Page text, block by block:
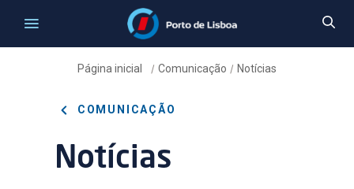
Página inicial / Comunicação / Notícias
COMUNICAÇÃO
Notícias